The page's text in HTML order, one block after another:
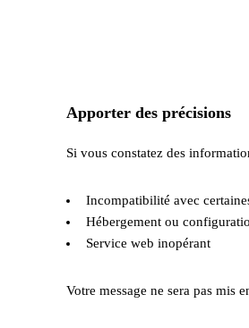
Apporter des précisions
Si vous constatez des
Incompatibilité avec
Hébergement ou
Service web inopérant
Votre message ne sera pas mis